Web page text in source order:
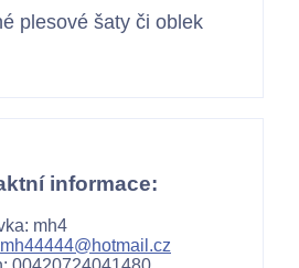
plesové šaty či oblek
informace:
mh4
mh44444@hotmail.cz